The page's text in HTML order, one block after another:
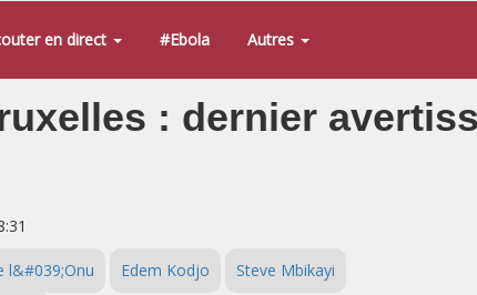
en direct #Ebola Autres
: dernier
l&#039;Onu Edem Kodjo Steve Mbikayi